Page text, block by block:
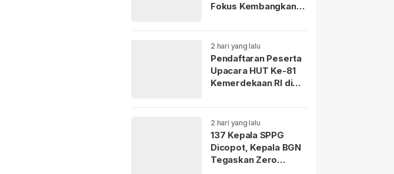
Fokus Kembangkan
2 hari yang lalu
Pendaftaran Peserta
Upacara HUT Ke-81
Kemerdekaan RI di
5 Agustus 2026.
2 hari yang lalu
137 Kepala SPPG
Dicopot, Kepala BGN
Tegaskan Zero